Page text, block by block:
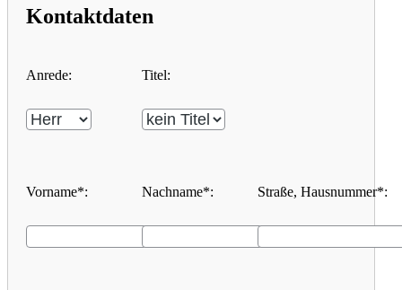
Kontaktdaten
Anrede: Titel:
Vorname*: Nachname*: Straße, Hausnummer*: